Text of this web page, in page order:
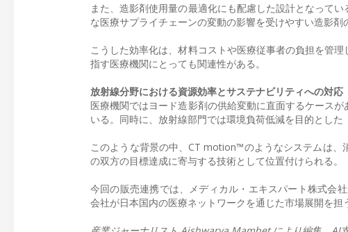
また、造影剤使用量の最適化にも配慮した設計となって
な医療サプライチェーンの変動の影響を受けやすい造影剤
こうした効率化は、材料コストや医療従事者の負担を管
指す医療機関にとっても関連性がある。
放射線分野における資源効率とサステナビリティへの対応
医療機関ではヨード造影剤の供給変動に直面するケース
いる。同時に、放射線部門では環境負荷低減を目的とし
このような背景の中、CT motion™のようなシステムは
の双方の目標達成に寄与する技術として位置付けられる。
今回の販売連携では、メディカル・エキスパート株式会
会社が日本国内の医療ネットワークを通じた市場展開を担